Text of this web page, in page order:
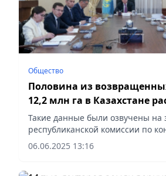
Общество
Половина из
12,2 млн га в Казахстане
для пользования
Такие данные были озвучены на
республиканской комиссии по
рациональным использованием
ресурсов, прошедшей в
06.06.2025 13:16